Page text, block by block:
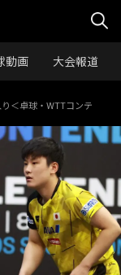
動画 大会報道
＜卓球・WTTコンテ